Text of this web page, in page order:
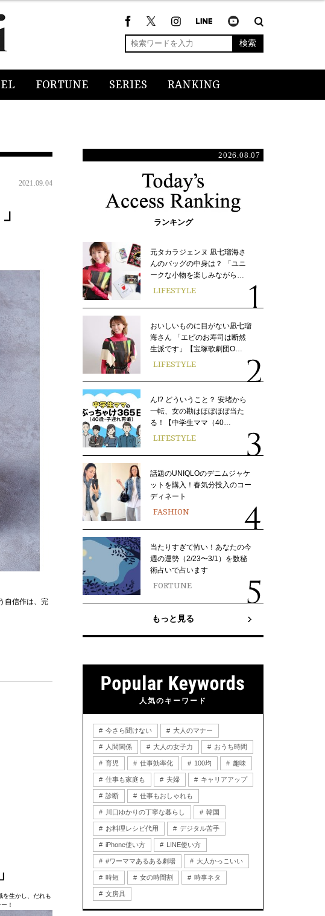
検索
FORTUNE SERIES RANKING
2021.09.04
自信作は、完
を生かし、だれも
！
2026.08.07
ランキング
元タカラジェンヌ 凪七瑠海さ
んのバッグの中身は？ 「ユニ
ークな小物を楽しみながら…
LIFESTYLE
おいしいものに目がない凪七瑠
海さん 「エビのお寿司は断然
生派です」【宝塚歌劇団O…
LIFESTYLE
ん!? どういうこと？ 安堵から
一転、女の勘はほぼほぼ当た
る！【中学生ママ（40…
LIFESTYLE
話題のUNIQLOのデニムジャケ
ットを購入！春気分投入のコー
ディネート
FASHION
当たりすぎて怖い！あなたの今
週の運勢（2/23〜3/1）を数秘
術占いで占います
FORTUNE
もっと見る
人気のキーワード
今さら聞けない 大人のマナー
人間関係 大人の女子力 おうち時間
育児 仕事効率化 100均 趣味
仕事も家庭も 夫婦 キャリアアップ
診断 仕事もおしゃれも
川口ゆかりの丁寧な暮らし 韓国
お料理レシピ代用 デジタル苦手
iPhone使い方 LINE使い方
#ワーママあるある劇場 大人かっこいい
時短 女の時間割 時事ネタ
文房具